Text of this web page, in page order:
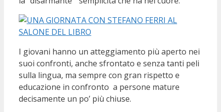
I giovani hanno un atteggiamento più aperto nei
suoi confronti, anche sfrontato e senza tanti peli
sulla lingua, ma sempre con gran rispetto e
educazione in confronto a persone mature
decisamente un po’ più chiuse.